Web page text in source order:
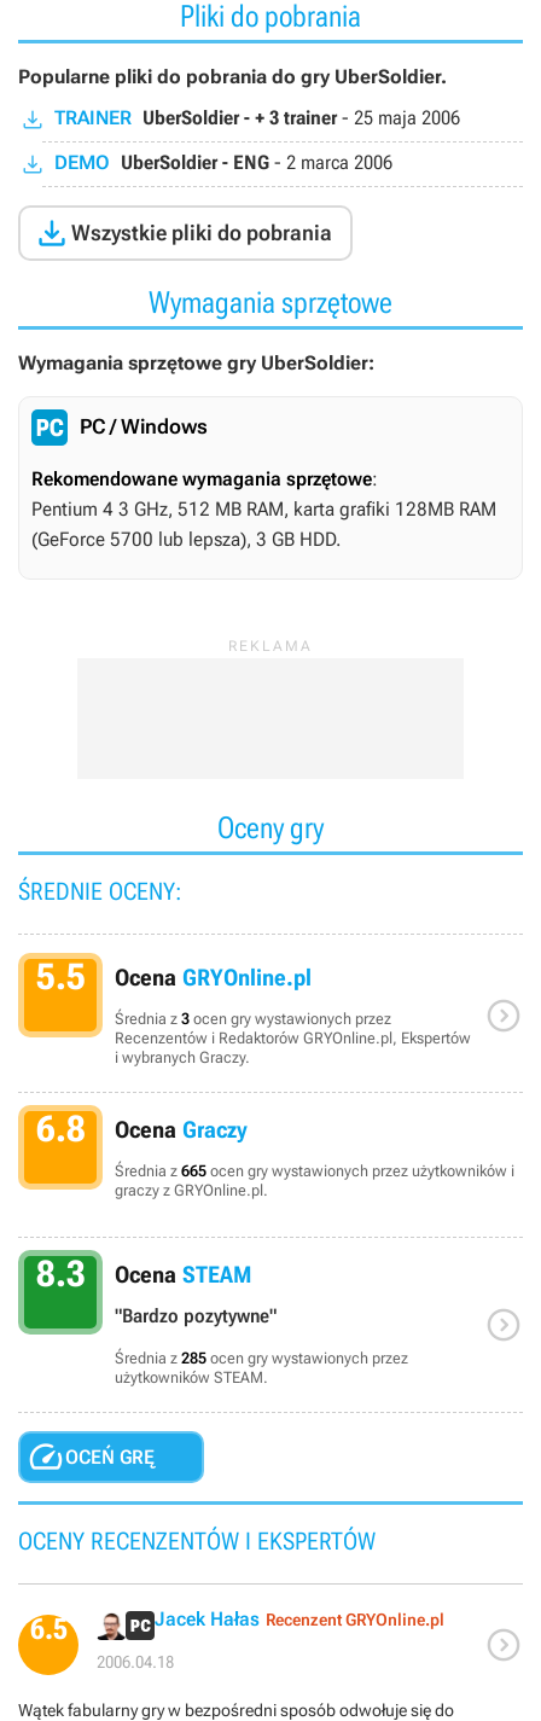
Pliki do pobrania
Popularne pliki do pobrania do gry UberSoldier.
TRAINER UberSoldier - + 3 trainer- 25 maja 2006
DEMO UberSoldier - ENG - 2 marca 2006
 Wszystkie pliki do pobrania
Wymagania sprzętowe
Wymagania sprzętowe gry UberSoldier:
PC / Windows
Rekomendowane wymagania sprzętowe:
Pentium 4 3 GHz, 512 MB RAM, karta grafiki 128MB RAM
(GeForce 5700 lub lepsza), 3 GB HDD.
Oceny gry
ŚREDNIE OCENY:
5.5 Ocena GRYOnline.pl
Średnia z 3 ocen gry wystawionych przez
Recenzentów i Redaktorów GRYOnline.pl, Ekspertów
i wybranych Graczy.

6.8 Ocena Graczy
Średnia z 665 ocen gry wystawionych przez użytkowników i
graczy z GRYOnline.pl.
8.3 Ocena STEAM
"Bardzo pozytywne"
Średnia z 285 ocen gry wystawionych przez
użytkowników STEAM.

OCEŃ GRĘ
OCENY RECENZENTÓW I EKSPERTÓW
6.5 Jacek Hałas Recenzent GRYOnline.pl
2006.04.18 
Wątek fabularny gry w bezpośredni sposób odwołuje się do